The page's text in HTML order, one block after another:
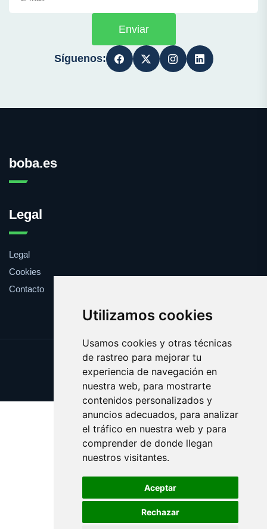
Utilizamos cookies
Usamos cookies y otras técnicas
de rastreo para mejorar tu
experiencia de navegación en
nuestra web, para mostrarte
contenidos personalizados y
anuncios adecuados, para analizar
el tráfico en nuestra web y para
comprender de donde llegan
nuestros visitantes.
Aceptar
Rechazar
Enviar
Síguenos:
boba.es
Legal
Legal
Cookies
Contacto
Update cookies preferences
Copyright © 2025 boba.es